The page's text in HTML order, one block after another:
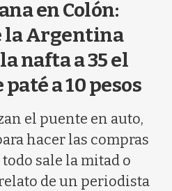
en Colón:
la Argentina
nafta a 35 el
a 10 pesos
el puente en auto,
hacer las compras
sale la mitad o
de un periodista